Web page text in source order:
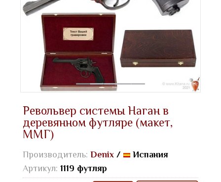
Револьвер системы Наган в
деревянном футляре (макет,
ММГ)
Производитель: Denix /
Испания
Артикул: 1119 футляр